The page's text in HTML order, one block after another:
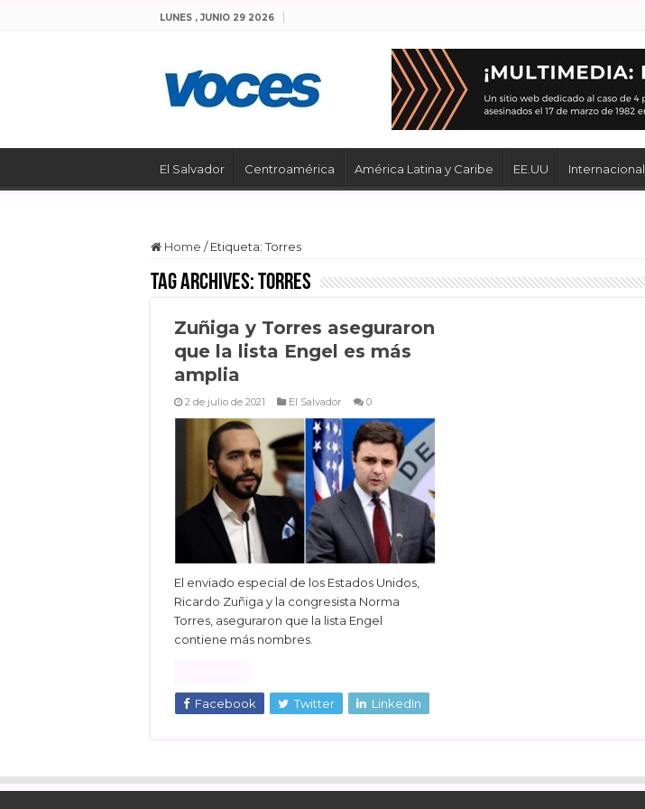
LUNES , JUNIO 29 2026
El Salvador Centroamérica América Latina y Caribe EE.UU Internacional
Home / Etiqueta:Torres
Tag Archives:Torres
Zuñiga y Torres aseguraron
que la lista Engel es más
amplia
2 de julio de 2021 El Salvador 0
El enviado especial de los Estados Unidos,
Ricardo Zuñiga y la congresista Norma
Torres, aseguraron que la lista Engel
contiene más nombres.
Facebook Twitter LinkedIn